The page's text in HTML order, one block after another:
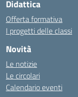
Didattica
Offerta formativa
I progetti delle classi
Novità
Le notizie
Le circolari
Calendario eventi